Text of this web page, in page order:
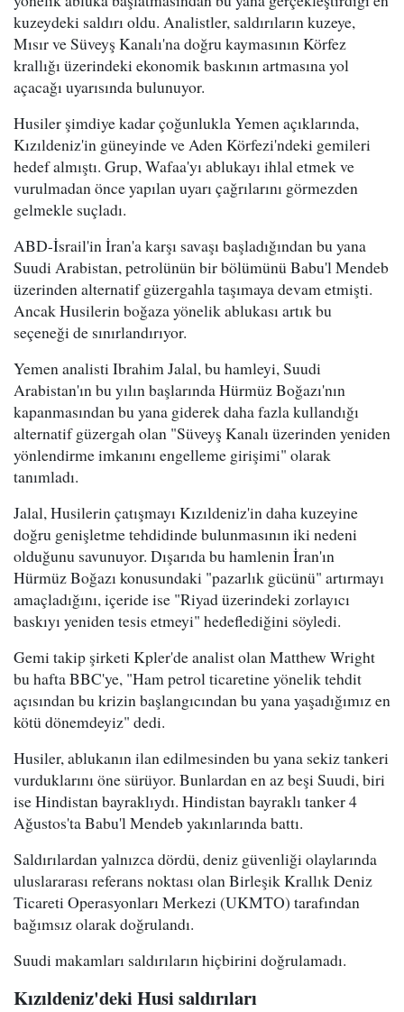
kuzeydeki saldırı oldu. Analistler, saldırıların kuzeye,
Mısır ve Süveyş Kanalı'na doğru kaymasının Körfez
krallığı üzerindeki ekonomik baskının artmasına yol
açacağı uyarısında bulunuyor.
Husiler şimdiye kadar çoğunlukla Yemen açıklarında,
Kızıldeniz'in güneyinde ve Aden Körfezi'ndeki gemileri
hedef almıştı. Grup, Wafaa'yı ablukayı ihlal etmek ve
vurulmadan önce yapılan uyarı çağrılarını görmezden
gelmekle suçladı.
ABD-İsrail'in İran'a karşı savaşı başladığından bu yana
Suudi Arabistan, petrolünün bir bölümünü Babu'l Mendeb
üzerinden alternatif güzergahla taşımaya devam etmişti.
Ancak Husilerin boğaza yönelik ablukası artık bu
seçeneği de sınırlandırıyor.
Yemen analisti Ibrahim Jalal, bu hamleyi, Suudi
Arabistan'ın bu yılın başlarında Hürmüz Boğazı'nın
kapanmasından bu yana giderek daha fazla kullandığı
alternatif güzergah olan "Süveyş Kanalı üzerinden yeniden
yönlendirme imkanını engelleme girişimi" olarak
tanımladı.
Jalal, Husilerin çatışmayı Kızıldeniz'in daha kuzeyine
doğru genişletme tehdidinde bulunmasının iki nedeni
olduğunu savunuyor. Dışarıda bu hamlenin İran'ın
Hürmüz Boğazı konusundaki "pazarlık gücünü" artırmayı
amaçladığını, içeride ise "Riyad üzerindeki zorlayıcı
baskıyı yeniden tesis etmeyi" hedeflediğini söyledi.
Gemi takip şirketi Kpler'de analist olan Matthew Wright
bu hafta BBC'ye, "Ham petrol ticaretine yönelik tehdit
açısından bu krizin başlangıcından bu yana yaşadığımız en
kötü dönemdeyiz" dedi.
Husiler, ablukanın ilan edilmesinden bu yana sekiz tankeri
vurduklarını öne sürüyor. Bunlardan en az beşi Suudi, biri
ise Hindistan bayraklıydı. Hindistan bayraklı tanker 4
Ağustos'ta Babu'l Mendeb yakınlarında battı.
Saldırılardan yalnızca dördü, deniz güvenliği olaylarında
uluslararası referans noktası olan Birleşik Krallık Deniz
Ticareti Operasyonları Merkezi (UKMTO) tarafından
bağımsız olarak doğrulandı.
Suudi makamları saldırıların hiçbirini doğrulamadı.
Kızıldeniz'deki Husi saldırıları